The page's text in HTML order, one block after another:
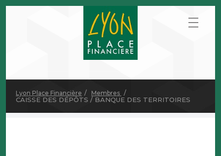
Lyon Place Financière Membres
CAISSE DES DÉPÔTS / BANQUE DES TERRITOIRES